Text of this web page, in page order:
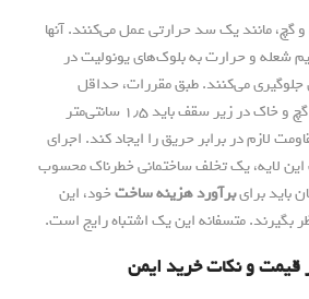
و گچ، مانند یک سد حرارتی عمل می‌کنند. آنها
شعله و حرارت به بلوک‌های یونولیت در
می‌کنند. طبق مقررات، حداقل
ضخامت پوشش گچ و خاک در زیر سقف باید ۱٫۵ سانتی‌متر
لازم در برابر حریق را ایجاد کند. اجرای
لایه، یک تخلف ساختمانی خطرناک محسوب
باید برایبرآورد هزینه ساختخود، این
بگیرند. متسفانه این یک اشتباه رایج است.
قیمت و نکات خرید ایمن